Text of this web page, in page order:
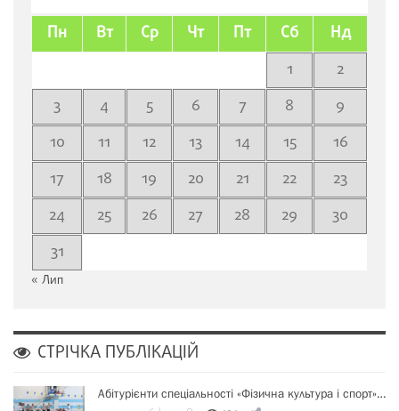
Пн Вт Ср Чт Пт Сб Нд
1
2
3
4 5 6 7 8
9
10
11 12 13 14 15
16
17
18 19 20 21 22
23
24
25 26 27 28 29
30
31
« Лип
СТРІЧКА ПУБЛІКАЦІЙ
Абітурієнти спеціальності «Фізична культура і спорт»…